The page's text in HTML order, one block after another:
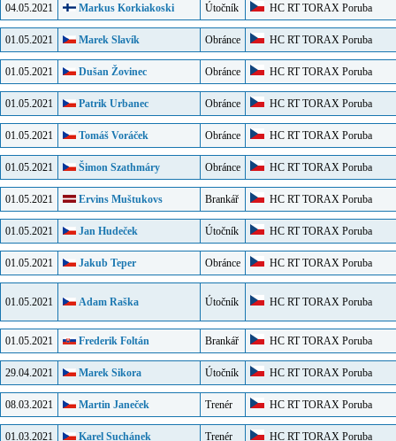
04.05.2021 Markus Korkiakoski Útočník HC RT TORAX Poruba
01.05.2021 Marek Slavík Obránce HC RT TORAX Poruba
01.05.2021 Dušan Žovinec Obránce HC RT TORAX Poruba
01.05.2021 Patrik Urbanec Obránce HC RT TORAX Poruba
01.05.2021 Tomáš Voráček Obránce HC RT TORAX Poruba
01.05.2021 Šimon Szathmáry Obránce HC RT TORAX Poruba
01.05.2021 Ervins Muštukovs Brankář HC RT TORAX Poruba
01.05.2021 Jan Hudeček Útočník HC RT TORAX Poruba
01.05.2021 Jakub Teper Obránce HC RT TORAX Poruba
01.05.2021 Adam Raška Útočník HC RT TORAX Poruba
01.05.2021 Frederik Foltán Brankář HC RT TORAX Poruba
29.04.2021 Marek Sikora Útočník HC RT TORAX Poruba
08.03.2021 Martin Janeček Trenér HC RT TORAX Poruba
01.03.2021 Karel Suchánek Trenér HC RT TORAX Poruba